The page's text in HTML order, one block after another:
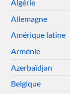
Algérie
Allemagne
Amérique latine
Arménie
Azerbaïdjan
Belgique